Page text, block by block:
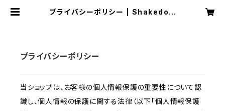
プライバシーポリシー | Shakedow
プライバシーポリシー
当ショップは、お客様の個人情報保護の重要性について認
識し、個人情報の保護に関する法律（以下「個人情報保護